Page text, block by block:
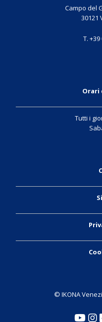
Campo del
30121
T.
Orari
Tutti i
© IKONA